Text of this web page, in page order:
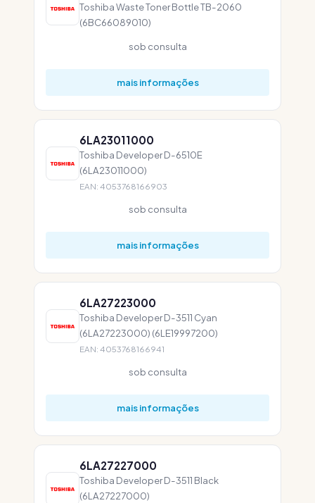
Toshiba Waste Toner Bottle TB-2060
(6BC66089010)
sob consulta
mais informações
6LA23011000
Toshiba Developer D-6510E
(6LA23011000)
EAN: 4053768166903
sob consulta
mais informações
6LA27223000
Toshiba Developer D-3511 Cyan
(6LA27223000) (6LE19997200)
EAN: 4053768166941
sob consulta
mais informações
6LA27227000
Toshiba Developer D-3511 Black
(6LA27227000)